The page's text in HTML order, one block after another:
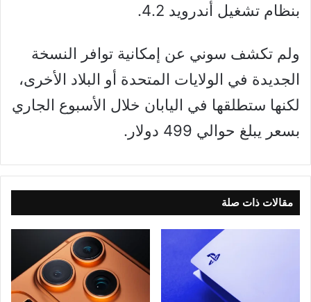
بنظام تشغيل أندرويد 4.2.
ولم تكشف سوني عن إمكانية توافر النسخة
الجديدة في الولايات المتحدة أو البلاد الأخرى،
لكنها ستطلقها في اليابان خلال الأسبوع الجاري
بسعر يبلغ حوالي 499 دولار.
مقالات ذات صلة